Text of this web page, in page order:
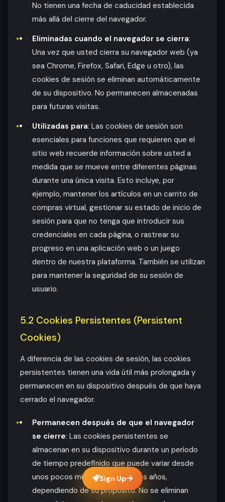
No tienen una fecha de caducidad establecida
más allá del cierre del navegador.
Eliminadas cuando el navegador se cierra:
Una vez que usted cierra su navegador web (ya
sea Chrome, Firefox, Safari, Edge u otro), las
cookies de sesión se eliminan automáticamente
de su dispositivo. No permanecen almacenadas
para futuras visitas.
Utilizadas para: Las cookies de sesión son
esenciales para funciones que requieren que el
sitio web recuerde información sobre usted a
medida que se mueve entre diferentes páginas
durante una única visita. Esto incluye, por
ejemplo, mantener los artículos en un carrito de
compras virtual, gestionar su estado de inicio de
sesión para que no tenga que introducir sus
credenciales en cada página, o rastrear su
progreso en una aplicación web o un juego
dentro de nuestra plataforma. También se utilizan
para mantener la seguridad de su sesión de
usuario.
5.2 Cookies Persistentes (Persistent
Cookies)
A diferencia de las cookies de sesión, las cookies
persistentes tienen una vida útil más prolongada y
permanecen en su dispositivo después de que haya
cerrado el navegador.
Permanecen después de que el navegador
se cierre: Las cookies persistentes se
almacenan en su dispositivo durante un período
de tiempo predefinido que puede variar desde
unos pocos minutos hasta varios años,
dependiendo de su propósito. No se eliminan
Sign Up